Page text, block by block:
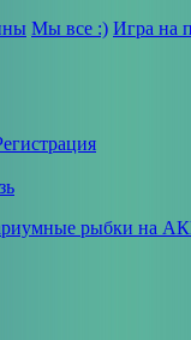
Мы все :) Игра на